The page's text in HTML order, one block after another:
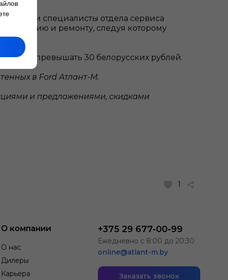
. Наши специалисты отдела сервиса
и ремонту, следуя которому
превышать 30 белорусских рублей.
в Ford Атлант-М.
и предложениями, скидками
1
О компании
О нас
Дилеры
Карьера
+375 29 677-00-99
Ежедневно с 8:00 до 20:30
online@atlant-m.by
Заказать звонок